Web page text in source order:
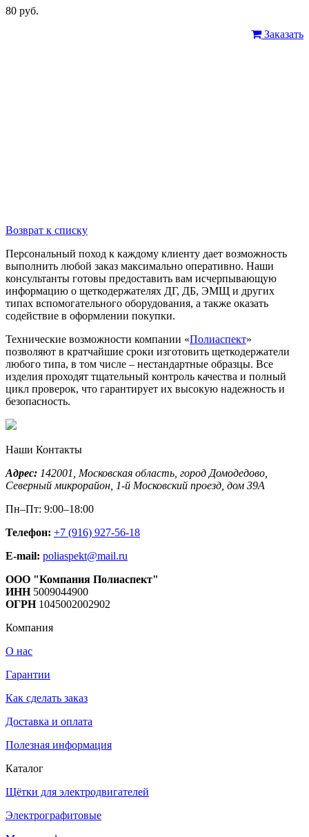
80 руб.
Заказать
Возврат к списку
Персональный поход к каждому клиенту дает возможность
выполнить любой заказ максимально оперативно. Наши
консультанты готовы предоставить вам исчерпывающую
информацию о щеткодержателях ДГ, ДБ, ЭМЩ и других
типах вспомогательного оборудования, а также оказать
содействие в оформлении покупки.
Технические возможности компании «Полиаспект»
позволяют в кратчайшие сроки изготовить щеткодержатели
любого типа, в том числе – нестандартные образцы. Все
изделия проходят тщательный контроль качества и полный
цикл проверок, что гарантирует их высокую надежность и
безопасность.
Наши Контакты
Адрес: 142001, Московская область, город Домодедово
Северный микрорайон, 1-й Московский проезд, дом 39А
Пн–Пт: 9:00–18:00
Телефон: +7 (916) 927-56-18
E-mail: poliaspekt@mail.ru
ООО "Компания Полиаспект"
ИНН5009044900
ОГРН 1045002002902
Компания
О нас
Гарантии
Как сделать заказ
Доставка и оплата
Полезная информация
Каталог
Щётки для электродвигателей
Электрографитовые